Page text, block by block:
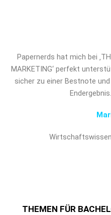
Papernerds hat mich bei
MARKETING‘ perfekt
sicher zu einer Bestnote
THEMEN FÜR